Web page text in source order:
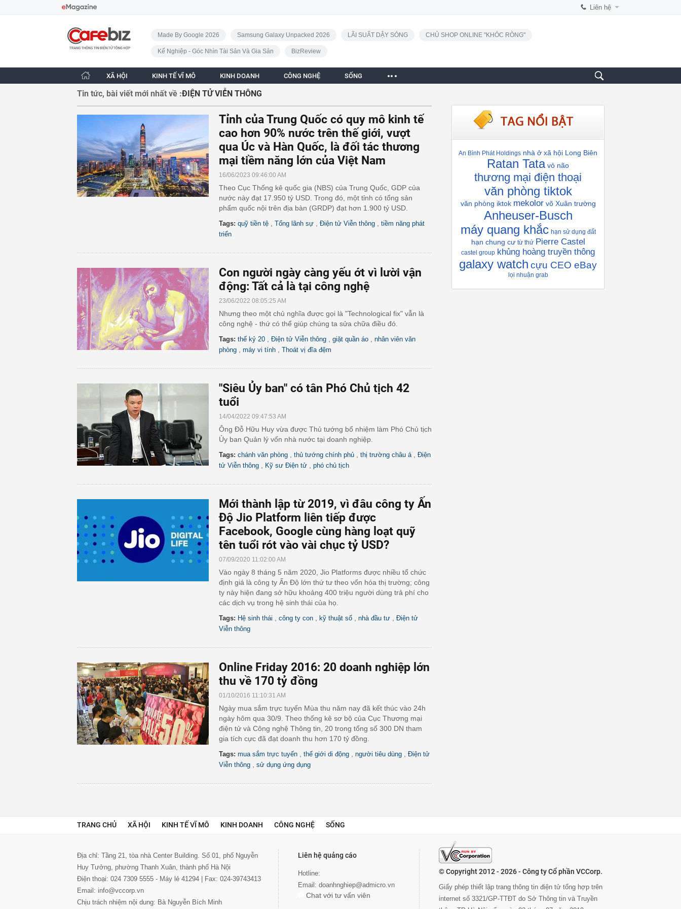
Liên hệ
CafeBiz - Trang chủ
Made By Google 2026
Samsung Galaxy Unpacked 2026 LÃI SUẤT DẬY SÓNG CHỦ SHOP ONLINE "KHÓC RÒNG"
Kế Nghiệp - Góc Nhìn Tài Sản Và Gia Sản BizReview
XÃ HỘI KINH TẾ VĨ MÔ KINH DOANH CÔNG NGHỆ SỐNG
Tin tức, bài viết mới nhất về :ĐIỆN TỬ VIỄN THÔNG
Tỉnh của Trung Quốc có quy mô kinh tế
cao hơn 90% nước trên thế giới, vượt
qua Úc và Hàn Quốc, là đối tác thương
mại tiềm năng lớn của Việt Nam
16/06/2023 09:46:00 AM
Theo Cục Thống kê quốc gia (NBS) của Trung Quốc, GDP của
nước này đạt 17.950 tỷ USD. Trong đó, một tỉnh có tổng sản
phẩm quốc nội trên địa bàn (GRDP) đạt hơn 1.900 tỷ USD.
Tags: quỹ tiền tệ Tổng lãnh sự Điện tử Viễn thông
tiềm năng phát
triển
Con người ngày càng yếu ớt vì lười vận
động: Tất cả là tại công nghệ
23/06/2022 08:05:25 AM
Nhưng theo một chủ nghĩa được gọi là "Technological fix" vẫn là
công nghệ - thứ có thể giúp chúng ta sửa chữa điều đó.
Tags: thế kỷ 20 Điện tử Viễn thông giặt quần áo
nhân viên văn
phòng
máy vi tính Thoát vị đĩa đệm
"Siêu Ủy ban" có tân Phó Chủ tịch 42
tuổi
14/04/2022 09:47:53 AM
Ông Đỗ Hữu Huy vừa được Thủ tướng bổ nhiệm làm Phó Chủ tịch
Ủy ban Quản lý vốn nhà nước tại doanh nghiệp.
Tags: chánh văn phòng thủ tướng chính phủ thị trường châu á
Điện
tử Viễn thông
Kỹ sư Điện tử phó chủ tịch
Mới thành lập từ 2019, vì đâu công ty Ấn
Độ Jio Platform liên tiếp được
Facebook, Google cùng hàng loạt quỹ
tên tuổi rót vào vài chục tỷ USD?
07/09/2020 11:02:00 AM
Vào ngày 8 tháng 5 năm 2020, Jio Platforms được nhiều tổ chức
định giá là công ty Ấn Độ lớn thứ tư theo vốn hóa thị trường; công
ty này hiện đang sở hữu khoảng 400 triệu người dùng trả phí cho
các dịch vụ trong hệ sinh thái của họ.
Tags: Hệ sinh thái công ty con kỹ thuật số nhà đầu tư
Điện tử
Viễn thông
Online Friday 2016: 20 doanh nghiệp lớn
thu về 170 tỷ đồng
01/10/2016 11:10:31 AM
Ngày mua sắm trực tuyến Mùa thu năm nay đã kết thúc vào 24h
ngày hôm qua 30/9. Theo thống kê sơ bộ của Cục Thương mại
điện tử và Công nghệ Thông tin, 20 trong tổng số 300 DN tham
gia tích cực đã đạt doanh thu hơn 170 tỷ đồng.
Tags: mua sắm trực tuyến thế giới di động người tiêu dùng
Điện tử
Viễn thông
sử dụng ứng dụng
An Bình Phát Holdings nhà ở xã hội Long Biên
Ratan Tata vỏ não
thương mại điện thoại
văn phòng tiktok
văn phòng iktok mekolor võ Xuân trường
Anheuser-Busch
máy quang khắc hạn sử dụng đất
hạn chung cư từ thứ Pierre Castel
castel group khủng hoàng truyền thông
galaxy watch cựu CEO eBay
lọi nhuận grab
TRANG CHỦ XÃ HỘI KINH TẾ VĨ MÔ KINH DOANH CÔNG NGHỆ SỐNG
Địa chỉ: Tầng 21, tòa nhà Center Building. Số 01, phố Nguyễn
Huy Tưởng, phường Thanh Xuân, thành phố Hà Nội
Điện thoại: 024 7309 5555 - Máy lẻ 41294 | Fax: 024-39743413
Email: info@vccorp.vn
Chịu trách nhiệm nội dung: Bà Nguyễn Bích Minh
Liên hệ quảng cáo
Hotline:
Email: doanhnghiep@admicro.vn
Chat với tư vấn viên
© Copyright 2012 - 2026 - Công ty Cổ phần VCCorp.
Giấy phép thiết lập trang thông tin điện tử tổng hợp trên
internet số 3321/GP-TTĐT do Sở Thông tin và Truyền